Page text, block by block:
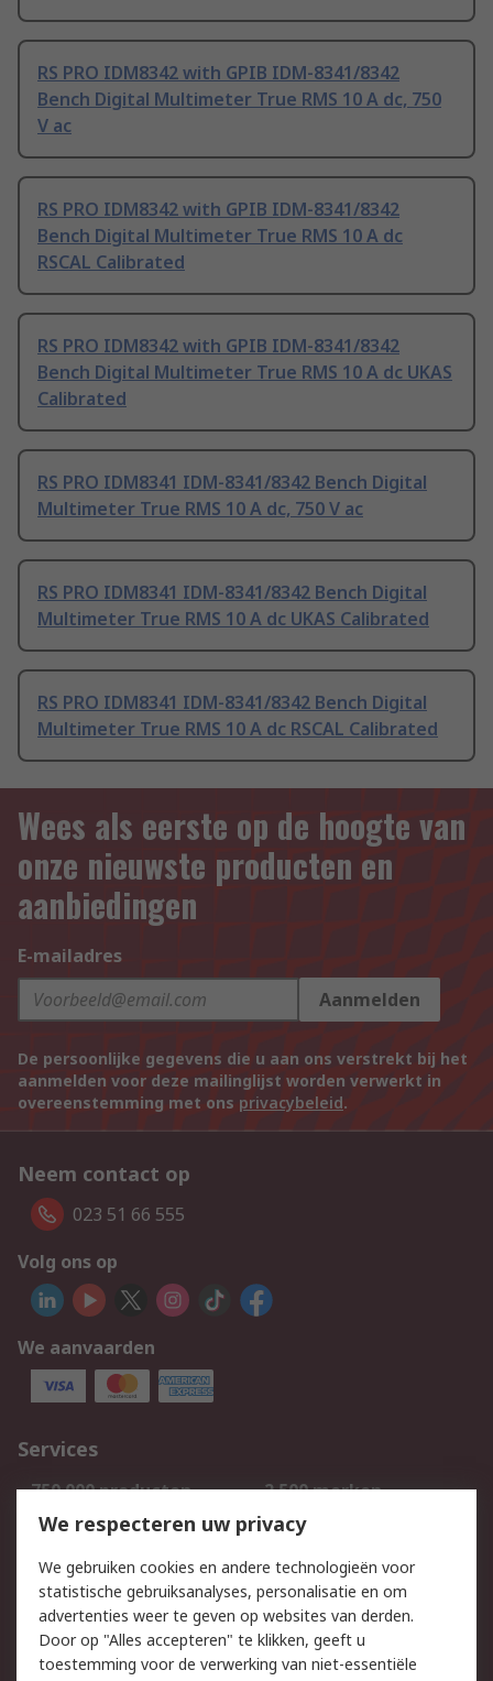
RS PRO IDM8342 with GPIB IDM-8341/8342
Bench Digital Multimeter True RMS 10 A dc, 750
V ac
RS PRO IDM8342 with GPIB IDM-8341/8342
Bench Digital Multimeter True RMS 10 A dc
RSCAL Calibrated
RS PRO IDM8342 with GPIB IDM-8341/8342
Bench Digital Multimeter True RMS 10 A dc UKAS
Calibrated
RS PRO IDM8341 IDM-8341/8342 Bench Digital
Multimeter True RMS 10 A dc, 750 V ac
RS PRO IDM8341 IDM-8341/8342 Bench Digital
Multimeter True RMS 10 A dc UKAS Calibrated
RS PRO IDM8341 IDM-8341/8342 Bench Digital
Multimeter True RMS 10 A dc RSCAL Calibrated
Wees als eerste op de hoogte van
onze nieuwste producten en
aanbiedingen
E-mailadres
Aanmelden
De persoonlijke gegevens die u aan ons verstrekt bij het
aanmelden voor deze mailinglijst worden verwerkt in
overeenstemming met ons privacybeleid.
Neem contact op
023 51 66 555
Volg ons op
We aanvaarden
Services
750.000 producten
2.500 merken
Bestellen
Inkoopoplossingen
Track & Trace
Wettelijk
We respecteren uw privacy
We gebruiken cookies en andere technologieën voor
statistische gebruiksanalyses, personalisatie en om
advertenties weer te geven op websites van derden.
Door op "Alles accepteren" te klikken, geeft u
toestemming voor de verwerking van niet-essentiële